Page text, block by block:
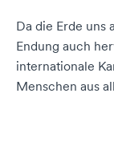
Da die Erde uns
Endung auch
internationale
Menschen aus